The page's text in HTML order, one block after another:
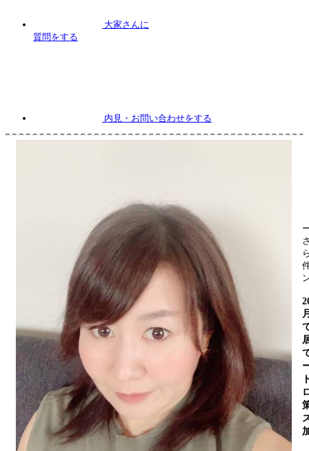
大家さんに
質問をする
内見 ・お問い合わせをする